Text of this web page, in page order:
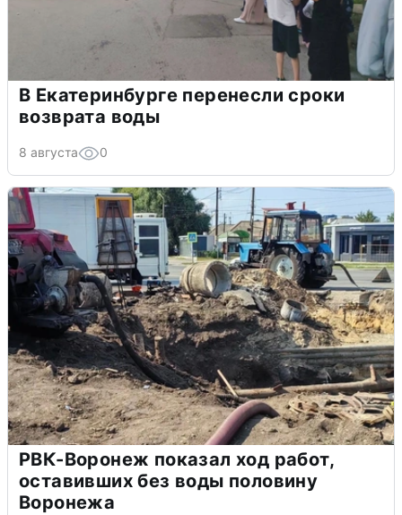
В Екатеринбурге перенесли сроки
возврата воды
8 августа 0
РВК-Воронеж показал ход работ,
оставивших без воды половину
Воронежа